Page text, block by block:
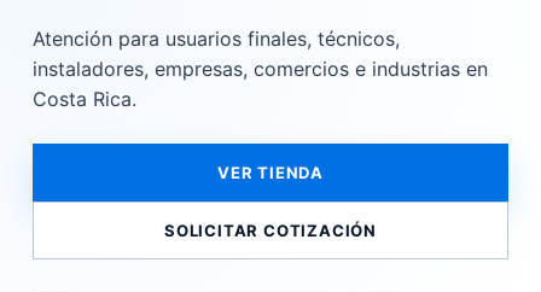
Atención para usuarios finales, técnicos,
instaladores, empresas, comercios e industrias en
Costa Rica.
VER TIENDA
SOLICITAR COTIZACIÓN